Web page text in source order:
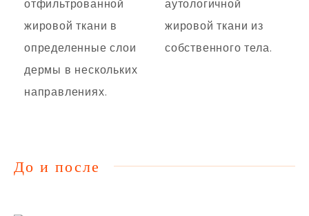
отфильтрованной
жировой ткани в
определенные слои
дермы в нескольких
направлениях.
аутологичной
жировой ткани из
собственного тела.
До и после